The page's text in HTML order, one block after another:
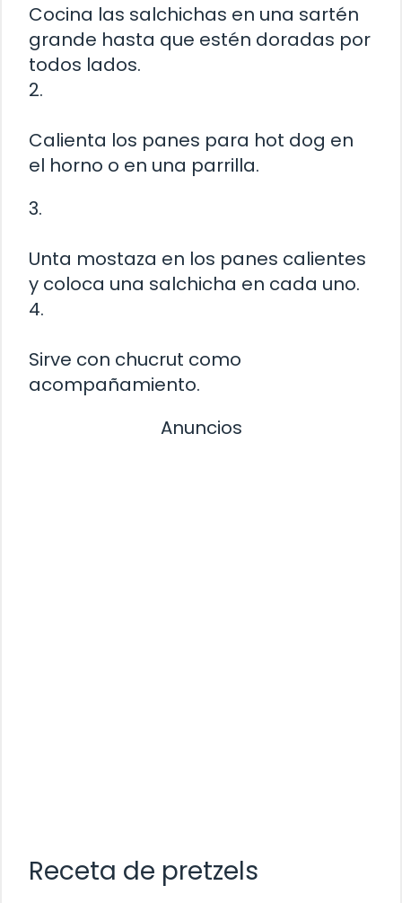
Cocina las salchichas en una sartén
grande hasta que estén doradas por
todos lados.
2.
Calienta los panes para hot dog en
el horno o en una parrilla.
3.
Unta mostaza en los panes calientes
y coloca una salchicha en cada uno.
4.
Sirve con chucrut como
acompañamiento.
Anuncios
Receta de pretzels